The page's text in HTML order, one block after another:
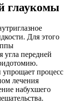
глаукомы
Для этого
угла передней
процесс
лечения
набухшего